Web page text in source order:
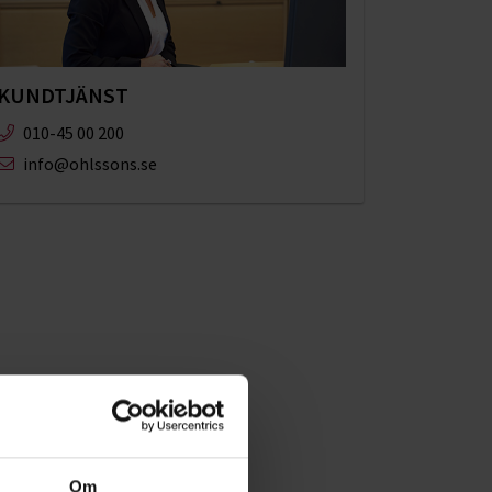
Om
KUNDTJÄNST
010-45 00 200​
info@ohlssons.se